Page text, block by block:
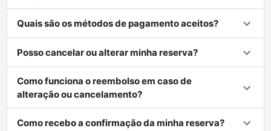
Quais são os métodos de pagamento aceitos?
Posso cancelar ou alterar minha reserva?
Como funciona o reembolso em caso de
alteração ou cancelamento?
Como recebo a confirmação da minha reserva?